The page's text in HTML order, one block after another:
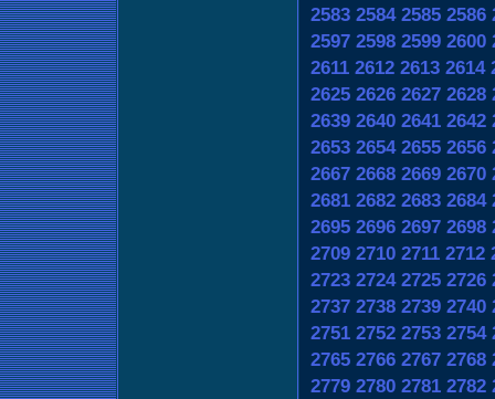
2583 2584 2585 2586
2597 2598 2599 2600
2611 2612 2613 2614
2625 2626 2627 2628
2639 2640 2641 2642
2653 2654 2655 2656
2667 2668 2669 2670
2681 2682 2683 2684
2695 2696 2697 2698
2709 2710 2711 2712
2723 2724 2725 2726
2737 2738 2739 2740
2751 2752 2753 2754
2765 2766 2767 2768
2779 2780 2781 2782